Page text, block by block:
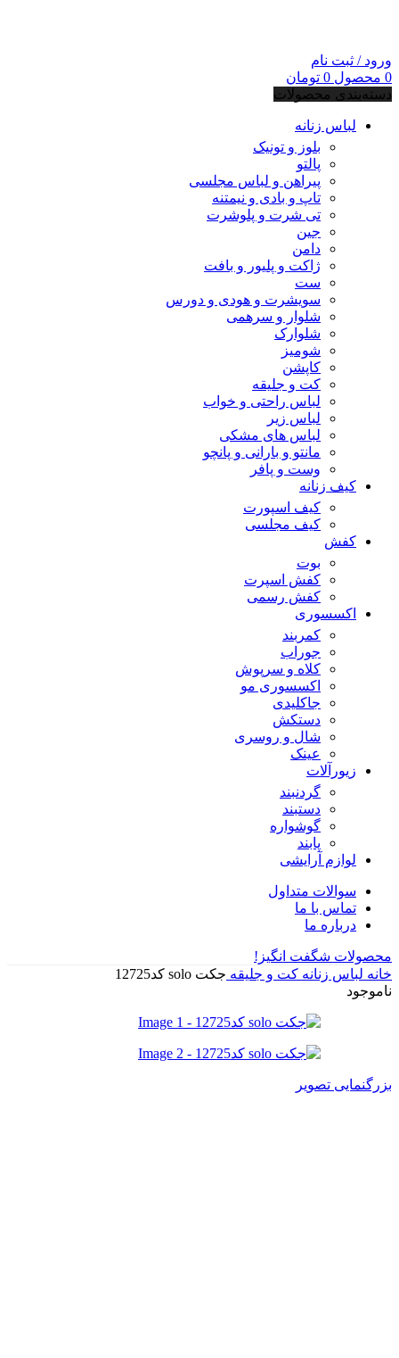
ورود / ثبت نام
0 محصول 0 تومان
دسته‌بندی محصولات
لباس زنانه
بلوز و تونیک
پالتو
پیراهن و لباس مجلسی
تاپ و بادی و نیمتنه
تی شرت و پلوشرت
جین
دامن
ژاکت و پلیور و بافت
ست
سویشرت و هودی و دورس
شلوار و سرهمی
شلوارک
شومیز
کاپشن
کت و جلیقه
لباس راحتی و خواب
لباس زیر
لباس های مشکی
مانتو و بارانی و پانچو
وست و پافر
کیف زنانه
کیف اسپورت
کیف مجلسی
کفش
بوت
کفش اسپرت
کفش رسمی
اکسسوری
کمربند
جوراب
کلاه و سرپوش
اکسسوری مو
جاکلیدی
دستکش
شال و روسری
عینک
زیورآلات
گردنبند
دستبند
گوشواره
پابند
لوازم آرایشی
سوالات متداول
تماس با ما
درباره ما
محصولات شگفت انگیز!
خانه لباس زنانه کت و جلیقه جکت solo کد12725
ناموجود
بزرگنمایی تصویر